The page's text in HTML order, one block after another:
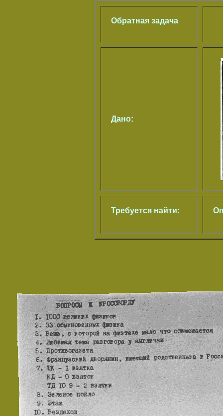
Обратная задача
Дано:
Требуется найти: